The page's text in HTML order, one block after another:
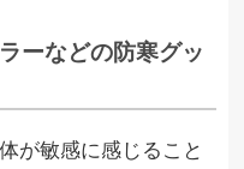
ーなどの防寒グッ
が敏感に感じること